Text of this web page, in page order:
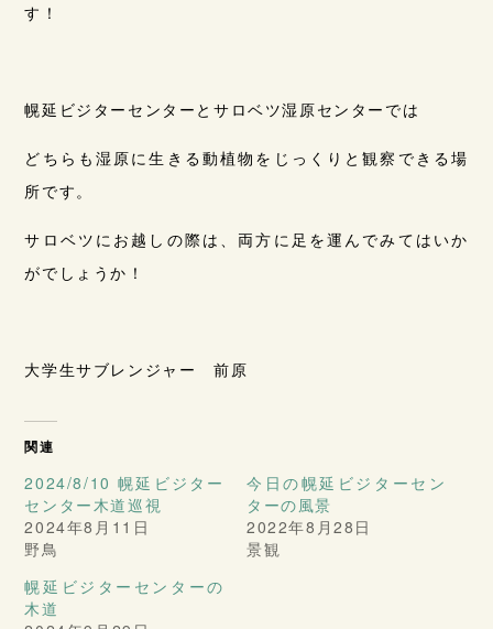
す！
幌延ビジターセンターとサロベツ湿原センターでは
どちらも湿原に生きる動植物をじっくりと観察できる場
所です。
サロベツにお越しの際は、両方に足を運んでみてはいか
がでしょうか！
大学生サブレンジャー 前原
関連
2024/8/10 幌延ビジター
センター木道巡視
2024年8月11日
野鳥
今日の幌延ビジターセン
ターの風景
2022年8月28日
景観
幌延ビジターセンターの
木道